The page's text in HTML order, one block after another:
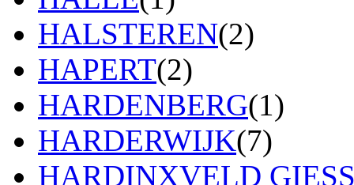
HALSTEREN(2)
HAPERT(2)
HARDENBERG(1)
HARDERWIJK(7)
HARDINXVELD